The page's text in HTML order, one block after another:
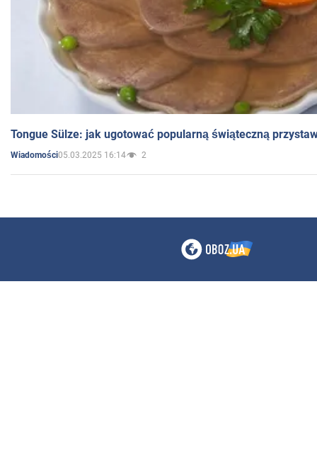
Tongue Sülze: jak ugotować popularną świąteczną
Wiadomości05.03.2025 16:14 2